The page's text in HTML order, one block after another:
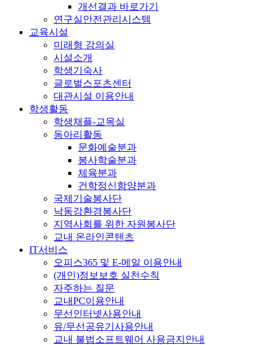
개선결과 바로가기
연구실안전관리시스템
교육시설
미래형 강의실
시설소개
학생기숙사
글로벌스포츠센터
대관시설 이용안내
학생활동
학생채플-교목실
동아리활동
문화예술분과
봉사학술분과
체육분과
건학정신함양분과
국제기술봉사단
낙동강환경봉사단
지역사회를 위한 자원봉사단
교내 온라인콘텐츠
IT서비스
오피스365 및 E-메일 이용안내
(개인)정보보호 실천수칙
자주하는 질문
교내PC이용안내
무선인터넷사용안내
유/무선공유기사용안내
교내 불법소프트웨어 사용금지안내